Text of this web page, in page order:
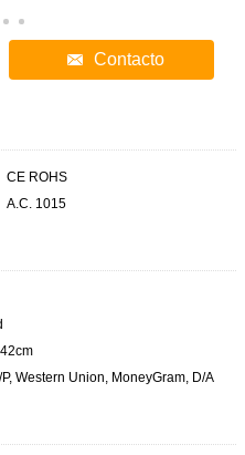
Contacto
CE ROHS
A.C. 1015
P, Western Union, MoneyGram, D/A